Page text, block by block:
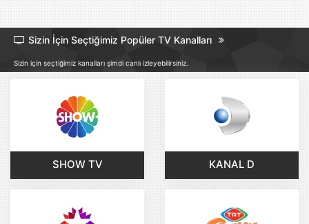
Sizin İçin Seçtiğimiz Popüler TV Kanalları
Sizin için seçtiğimiz kanalları şimdi canlı izleyebilirsiniz.
SHOW TV KANAL D